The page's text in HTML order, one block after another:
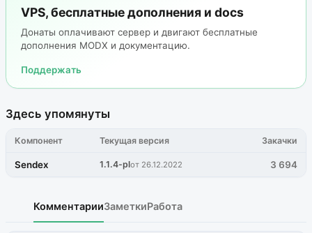
VPS, бесплатные дополнения и docs
Донаты оплачивают сервер и двигают бесплатные
дополнения MODX и документацию.
Поддержать
Здесь упомянуты
Компонент Текущая версия Закачки
Sendex 1.1.4-plот 26.12.2022 3 694
КомментарииЗаметкиРабота